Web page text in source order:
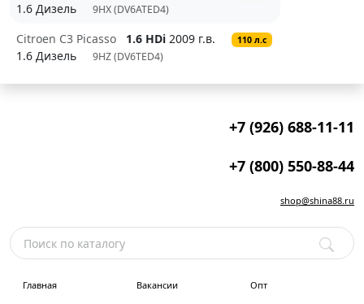
1.6 Дизель 9HX (DV6ATED4)
Citroen C3 Picasso 1.6 HDi 2009 г.в. 110 л.с
1.6 Дизель 9HZ (DV6TED4)
+7 (926) 688-11-11
+7 (800) 550-88-44
shop@shina88.ru
Главная Вакансии Опт